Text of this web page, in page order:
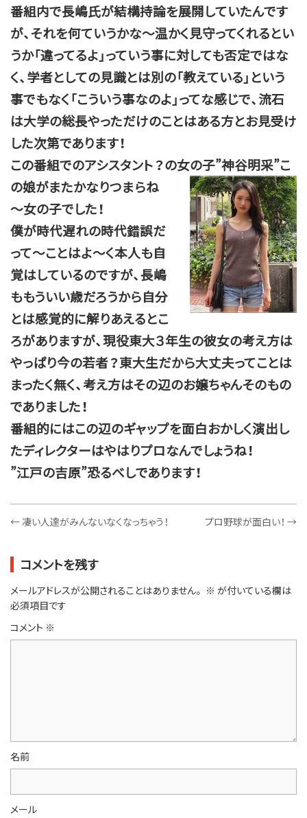
番組内で長嶋氏が結構持論を展開していたんです
が、それを何ていうかな～温かく見守ってくれるとい
うか「違ってるよ」っていう事に対しても否定ではな
く、学者としての見識とは別の「教えている」という
事でもなく「こういう事なのよ」ってな感じで、流石
は大学の総長やっただけのことはある方とお見受け
した次第であります！
この番組でのアシスタント？の女の子”神谷明采”こ
の娘がまたかなりつまらね
～女の子でした！
僕が時代遅れの時代錯誤だ
って～ことはよ～く本人も自
覚はしているのですが、長嶋
ももういい歳だろうから自分
とは感覚的に解りあえるとこ
ろがありますが、現役東大３年生の彼女の考え方は
やっぱり今の若者？東大生だから大丈夫ってことは
まったく無く、考え方はその辺のお嬢ちゃんそのもの
でありました！
番組的にはこの辺のギャップを面白おかしく演出し
たディレクターはやはりプロなんでしょうね！
”江戸の吉原”恐るべしであります！
← 凄い人達がみんないなくなっちゃう！ プロ野球が面白い！ →
コメントを残す
メールアドレスが公開されることはありません。 ※ が付いている欄は
必須項目です
コメント ※
名前
メール